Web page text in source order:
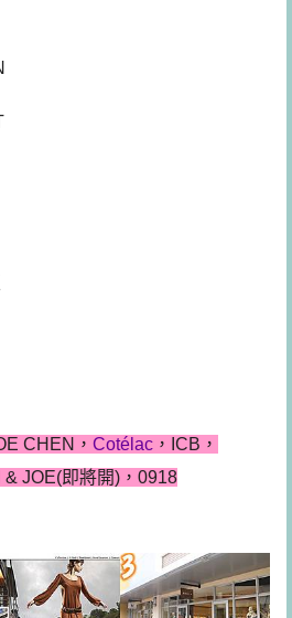
CHEN， Cotélac ，ICB，
JOE(即將開)，0918